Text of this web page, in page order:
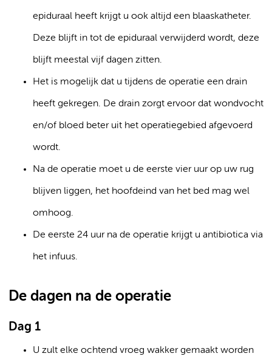
epiduraal heeft krijgt u ook altijd een blaaskatheter.
Deze blijft in tot de epiduraal verwijderd wordt, deze
blijft meestal vijf dagen zitten.
Het is mogelijk dat u tijdens de operatie een drain
heeft gekregen. De drain zorgt ervoor dat wondvocht
en/of bloed beter uit het operatiegebied afgevoerd
wordt.
Na de operatie moet u de eerste vier uur op uw rug
blijven liggen, het hoofdeind van het bed mag wel
omhoog.
De eerste 24 uur na de operatie krijgt u antibiotica via
het infuus.
De dagen na de operatie
Dag 1
U zult elke ochtend vroeg wakker gemaakt worden